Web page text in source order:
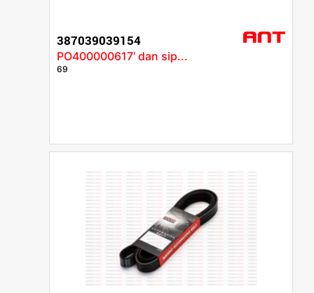
387039039154
PO400000617' dan sip...
69